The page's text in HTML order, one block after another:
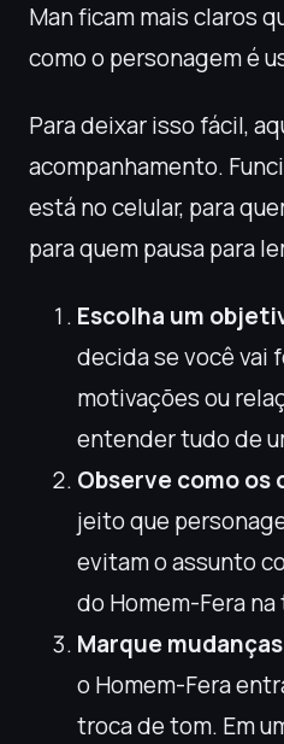
Man ficam mais claros
como o personagem é
Para deixar isso fácil,
acompanhamento.
está no celular, para
para quem pausa para
Escolha um
decida se você vai
motivações ou
entender tudo de
Observe como os
jeito que
evitam o assunto
do Homem-Fera na
Marque
o Homem-Fera
troca de tom. Em